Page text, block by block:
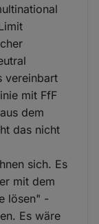
vereinbart
mit FfF
dem
das nicht
sich. Es
mit dem
lösen" -
Es wäre